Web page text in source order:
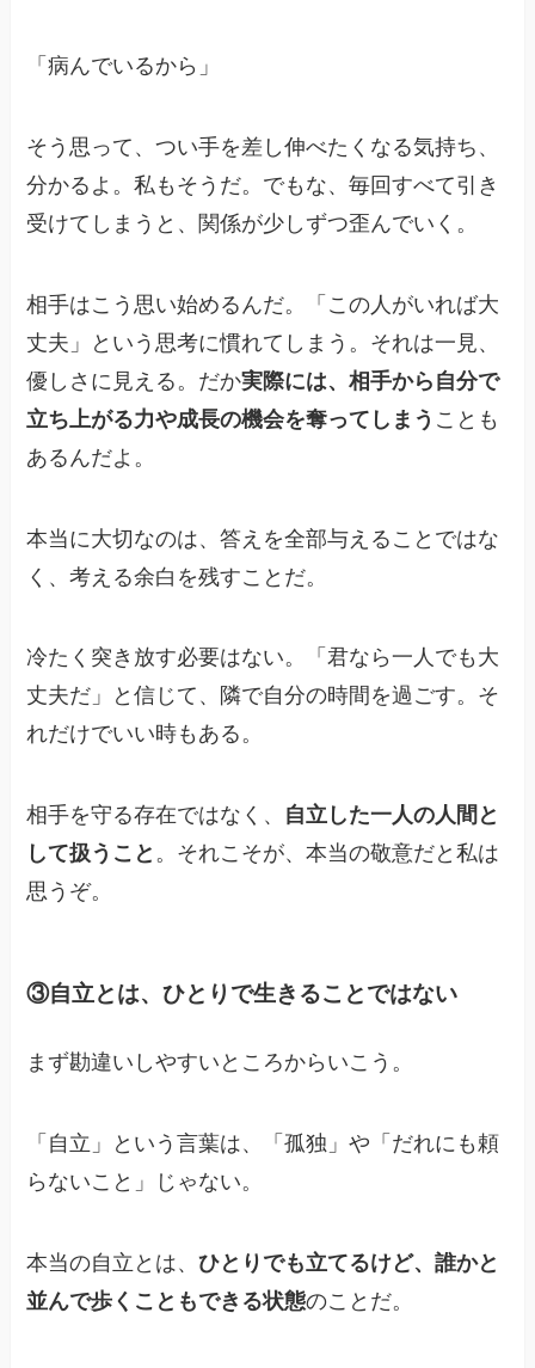
「病んでいるから」
そう思って、つい手を差し伸べたくなる気持ち、
分かるよ。私もそうだ。でもな、毎回すべて引き
受けてしまうと、関係が少しずつ歪んでいく。
相手はこう思い始めるんだ。「この人がいれば大
丈夫」という思考に慣れてしまう。それは一見、
優しさに見える。だか実際には、相手から自分で
立ち上がる力や成長の機会を奪ってしまう ことも
あるんだよ。
本当に大切なのは、答えを全部与えることではな
く、考える余白を残すことだ。
冷たく突き放す必要はない。「君なら一人でも大
丈夫だ」と信じて、隣で自分の時間を過ごす。そ
れだけでいい時もある。
相手を守る存在ではなく、 自立した一人の人間と
して扱うこと 。それこそが、本当の敬意だと私は
思うぞ。
③自立とは、ひとりで生きることではない
まず勘違いしやすいところからいこう。
「自立」という言葉は、「孤独」や「だれにも頼
らないこと」じゃない。
本当の自立とは、ひとりでも立てるけど、誰かと
並んで歩くこともできる状態のことだ。